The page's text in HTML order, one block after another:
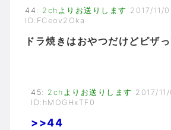
44 : 2chよりお送りします 2017/11/
ID:FCeov2Oka
ドラ焼きはおやつだけどピザ
45: 2chよりお送りします 2017/
ID:hMOGHxTF0
>>44